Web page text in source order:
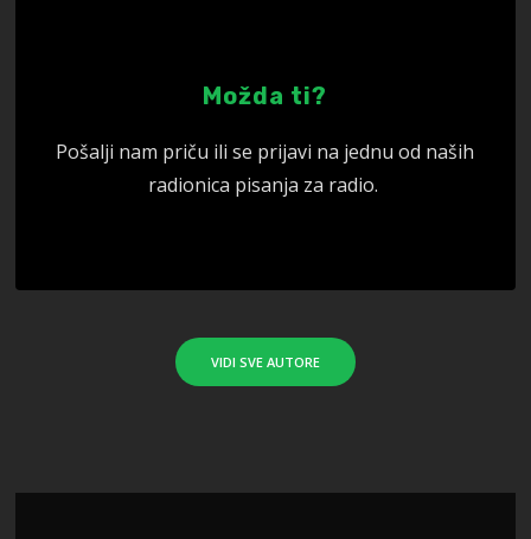
Možda ti?
Pošalji nam priču ili se prijavi na jednu od naših
radionica pisanja za radio.
VIDI SVE AUTORE